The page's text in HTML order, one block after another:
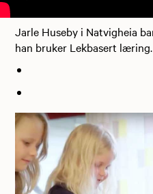
Jarle Huseby i Natvigheia
han bruker Lekbasert læring.